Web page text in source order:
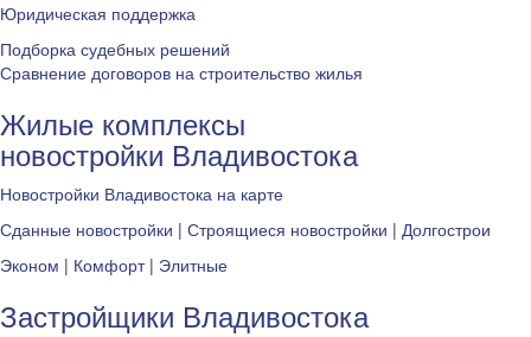
Юридическая поддержка
Подборка судебных решений
Сравнение договоров на строительство жилья
Жилые комплексы
новостройки Владивостока
Новостройки Владивостока на карте
Сданные новостройки | Строящиеся новостройки | Долгострои
Эконом | Комфорт| Элитные
Застройщики Владивостока